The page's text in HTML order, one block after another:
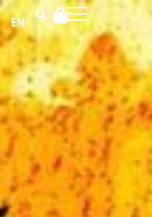
EN